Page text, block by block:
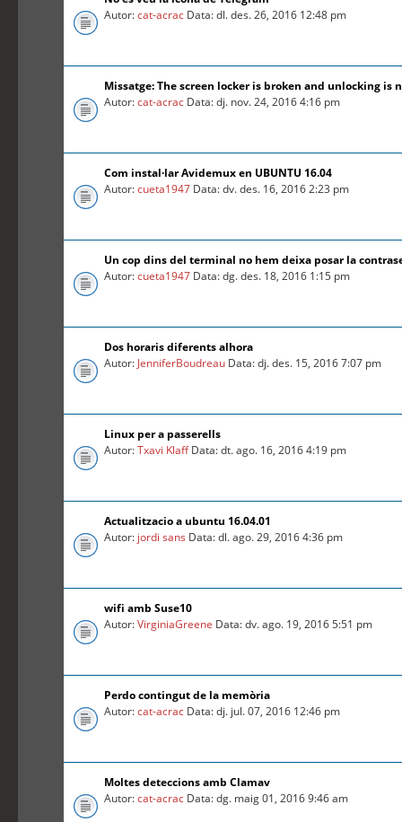
Autor:cat-acrac Data: dl. des. 26, 2016 12:48 pm
Missatge: The screen locker is broken and unlocking is
Autor:cat-acrac Data: dj. nov. 24, 2016 4:16 pm
Com instal·lar Avidemux en UBUNTU 16.04
Autor:cueta1947 Data: dv. des. 16, 2016 2:23 pm
Un cop dins del terminal no hem deixa posar la
Autor:cueta1947 Data: dg. des. 18, 2016 1:15 pm
Dos horaris diferents alhora
Autor: JenniferBoudreau Data: dj. des. 15, 2016 7:07 pm
Linux per a passerells
Autor:Txavi KlaffData: dt. ago. 16, 2016 4:19 pm
Actualitzacio a ubuntu 16.04.01
Autor: jordi sans Data: dl. ago. 29, 2016 4:36 pm
wifi amb Suse10
Autor:VirginiaGreene Data: dv. ago. 19, 2016 5:51 pm
Perdo contingut de la memòria
Autor:cat-acrac Data: dj. jul. 07, 2016 12:46 pm
Moltes deteccions amb Clamav
Autor:cat-acrac Data: dg. maig 01, 2016 9:46 am